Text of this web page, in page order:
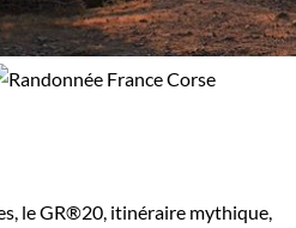
le GR®20, itinéraire mythique,